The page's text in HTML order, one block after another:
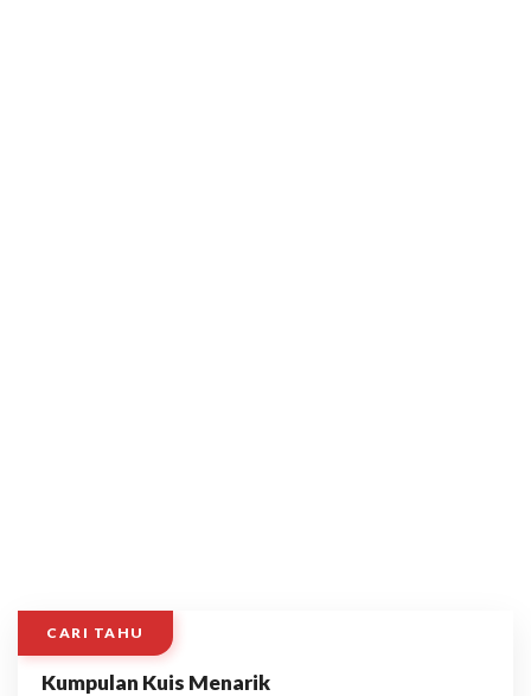
CARI TAHU
Kumpulan Kuis Menarik